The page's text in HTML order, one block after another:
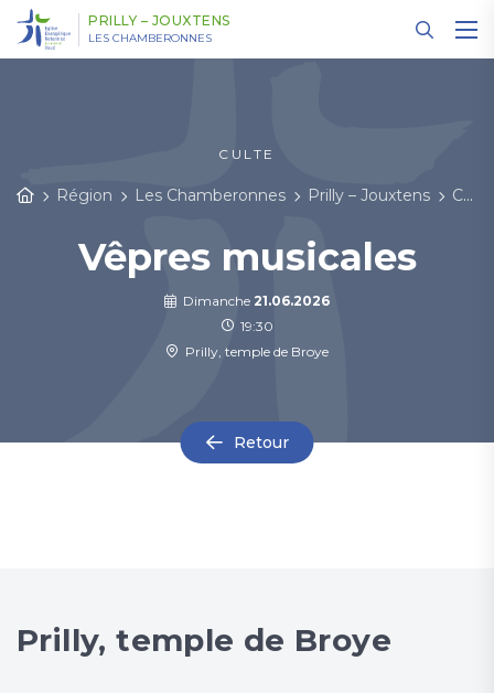
PRILLY – JOUXTENS
LES CHAMBERONNES
CULTE
Région Les Chamberonnes Prilly – Jouxtens Cultes et événements
Vêpres musicales
Dimanche 21.06.2026
19:30
Prilly, temple de Broye
Retour
Prilly, temple de Broye
Panneau de gestion des cookies